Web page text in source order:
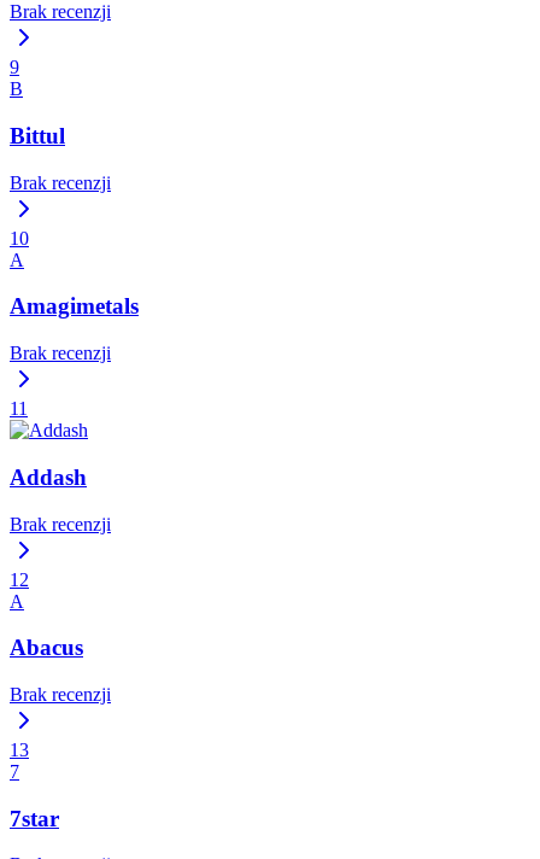
Brak recenzji
9
B
Bittul
Brak recenzji
10
A
Amagimetals
Brak recenzji
11
Addash
Brak recenzji
12
A
Abacus
Brak recenzji
13
7
7star